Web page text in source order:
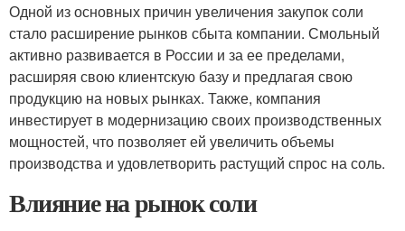
Одной из основных причин увеличения закупок соли
стало расширение рынков сбыта компании. Смольный
активно развивается в России и за ее пределами,
расширяя свою клиентскую базу и предлагая свою
продукцию на новых рынках. Также, компания
инвестирует в модернизацию своих производственных
мощностей, что позволяет ей увеличить объемы
производства и удовлетворить растущий спрос на соль.
Влияние на рынок соли